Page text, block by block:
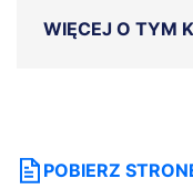
WIĘCEJ O TYM
POBIERZ